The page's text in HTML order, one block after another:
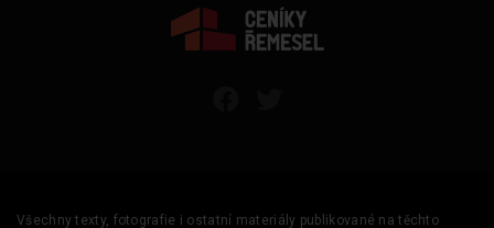
Všechny texty, fotografie i ostatní materiály publikované na těchto